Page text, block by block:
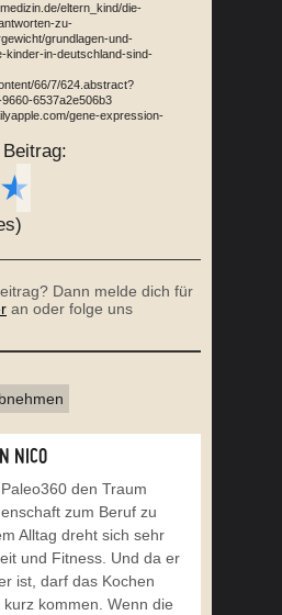
eltern_kind/die-
zu-
grundlagen-und-
kinder-in-deutschland-sind-
66/7/624.abstract?
6537a2e506b3
gene-expression-
★
Dann melde dich für
an oder folge uns
NICO
den Traum
zum Beruf zu
Alltag dreht sich sehr
und Fitness. Und da er
ist, darf das Kochen
kommen. Wenn die